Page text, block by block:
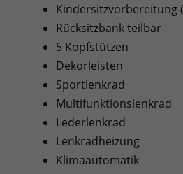
Kindersitzvorbereitung
Rücksitzbank teilbar
5 Kopfstützen
Dekorleisten
Sportlenkrad
Multifunktionslenkrad
Lederlenkrad
Lenkradheizung
Klimaautomatik